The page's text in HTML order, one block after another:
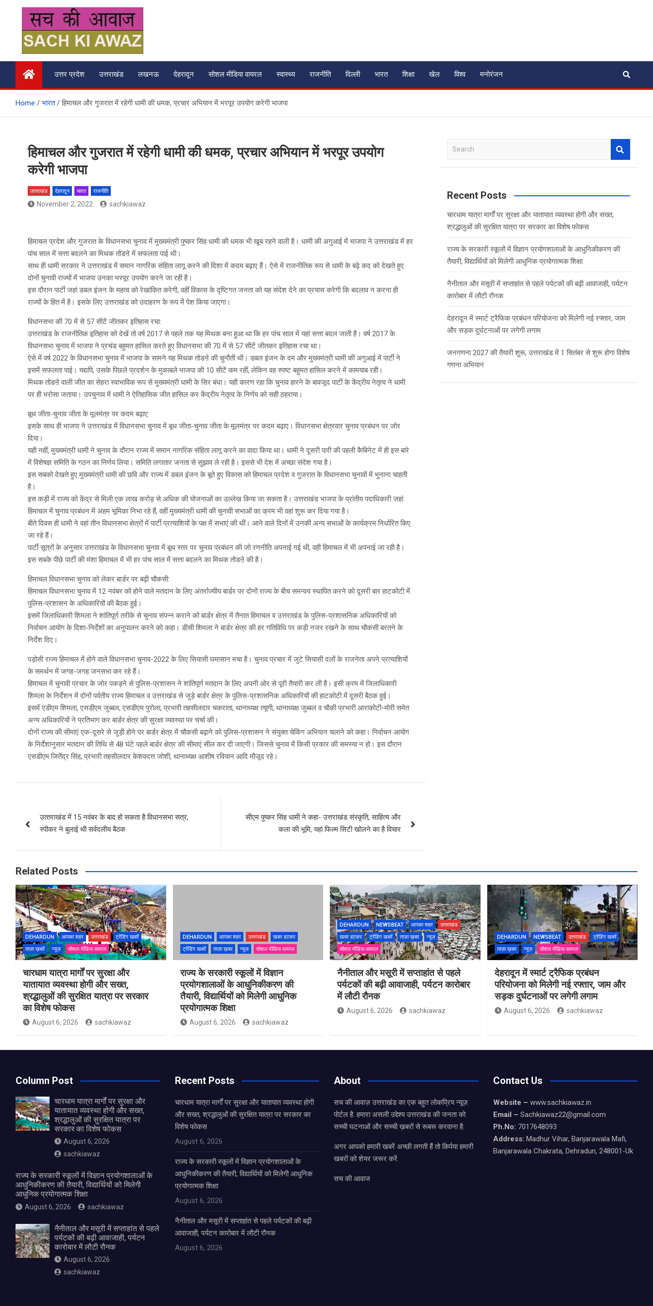
content
सच की आवाज
उत्तर प्रदेश उत्तराखंड लखनऊ देहरादून सोशल मीडिया वायरल स्वास्थ्य राजनीति दिल्ली भारत शिक्षा खेल विश्व मनोरंजन
Home भारत हिमाचल और गुजरात में रहेगी धामी की धमक, प्रचार अभियान में भरपूर उपयोग करेगी भाजपा
हिमाचल और गुजरात में रहेगी धामी की धमक, प्रचार अभियान में भरपूर उपयोग
करेगी भाजपा
उत्तराखंड देहरादून भारत राजनीति
November 2, 2022 sachkiawaz
हिमाचल प्रदेश और गुजरात के विधानसभा चुनाव में मुख्यमंत्री पुष्कर सिंह धामी की धमक भी खूब रहने वाली है। धामी की अगुआई में भाजपा ने उत्तराखंड में हर
पांच साल में सत्ता बदलने का मिथक तोडऩे में सफलता पाई थी।
साथ ही धामी सरकार ने उत्तराखंड में समान नागरिक संहिता लागू करने की दिशा में कदम बढ़ाए हैं। ऐसे में राजनीतिक रूप से धामी के बढ़े कद को देखते हुए
दोनों चुनावी राज्यों में भाजपा उनका भरपूर उपयोग करने जा रही है।
इस दौरान पार्टी जहां डबल इंजन के महत्व को रेखांकित करेगी, वहीं विकास के दृष्टिगत जनता को यह संदेश देने का प्रयास करेगी कि बदलाव न करना ही
राज्यों के हित में है। इसके लिए उत्तराखंड को उदाहरण के रूप में पेश किया जाएगा।
विधानसभा की 70 में से 57 सीटें जीतकर इतिहास रचा:
उत्तराखंड के राजनीतिक इतिहास को देखें तो वर्ष 2017 से पहले तक यह मिथक बना हुआ था कि हर पांच साल में यहां सत्ता बदल जाती है। वर्ष 2017 के
विधानसभा चुनाव में भाजपा ने प्रचंड बहुमत हासिल करते हुए विधानसभा की 70 में से 57 सीटें जीतकर इतिहास रचा था।
ऐसे में वर्ष 2022 के विधानसभा चुनाव में भाजपा के सामने यह मिथक तोडऩे की चुनौती थी। डबल इंजन के दम और मुख्यमंत्री धामी की अगुआई में पार्टी ने
इसमें सफलता पाई। यद्यपि, उसके पिछले प्रदर्शन के मुकाबले भाजपा की 10 सीटें कम रहीं, लेकिन वह स्पष्ट बहुमत हासिल करने में कामयाब रही।
मिथक तोडऩे वाली जीत का सेहरा स्वाभाविक रूप से मुख्यमंत्री धामी के सिर बंधा। यही कारण रहा कि चुनाव हारने के बावजूद पार्टी के केंद्रीय नेतृत्व ने धामी
पर ही भरोसा जताया। उपचुनाव में धामी ने ऐतिहासिक जीत हासिल कर केंद्रीय नेतृत्व के निर्णय को सही ठहराया।
बूथ जीता-चुनाव जीता के मूलमंत्र पर कदम बढ़ाए:
इसके साथ ही भाजपा ने उत्तराखंड में विधानसभा चुनाव में बूथ जीता-चुनाव जीता के मूलमंत्र पर कदम बढ़ाए। विधानसभा क्षेत्रवार चुनाव प्रबंधन पर जोर
दिया।
यही नहीं, मुख्यमंत्री धामी ने चुनाव के दौरान राज्य में समान नागरिक संहिता लागू करने का वादा किया था। धामी ने दूसरी पारी की पहली कैबिनेट में ही इस बारे
में विशेषज्ञ समिति के गठन का निर्णय लिया। समिति लगातार जनता से सुझाव ले रही है। इससे भी देश में अच्छा संदेश गया है।
इस सबको देखते हुए मुख्यमंत्री धामी की छवि और राज्य में डबल इंजन के बूते हुए विकास को हिमाचल प्रदेश व गुजरात के विधानसभा चुनावों में भुनाना चाहती
है।
इस कड़ी में राज्य को केंद्र से मिली एक लाख करोड़ से अधिक की योजनाओं का उल्लेख किया जा सकता है। उत्तराखंड भाजपा के प्रांतीय पदाधिकारी जहां
हिमाचल में चुनाव प्रबंधन में अहम भूमिका निभा रहे हैं, वहीं मुख्यमंत्री धामी की चुनावी सभाओं का क्रम भी वहां शुरू कर दिया गया है।
बीते दिवस ही धामी ने वहां तीन विधानसभा क्षेत्रों में पार्टी प्रत्याशियों के पक्ष में सभाएं की थीं। आने वाले दिनों में उनकी अन्य सभाओं के कार्यक्रम निर्धारित किए
जा रहे हैं।
पार्टी सूत्रों के अनुसार उत्तराखंड के विधानसभा चुनाव में बूथ स्तर पर चुनाव प्रबंधन की जो रणनीति अपनाई गई थी, वही हिमाचल में भी अपनाई जा रही है।
इस सबके पीछे पार्टी की मंशा हिमाचल में भी हर पांच साल में सत्ता बदलने का मिथक तोडऩे की है।
हिमाचल विधानसभा चुनाव को लेकर बार्डर पर बढ़ी चौकसी:
हिमाचल विधानसभा चुनाव में 12 नवंबर को होने वाले मतदान के लिए अंतर्राज्यीय बार्डर पर दोनों राज्य के बीच समन्वय स्थापित करने को दूसरी बार हाटकोटी में
पुलिस-प्रशासन के अधिकारियों की बैठक हुई।
इसमें जिलाधिकारी शिमला ने शांतिपूर्ण तरीके से चुनाव संपन्न कराने को बार्डर क्षेत्र में तैनात हिमाचल व उत्तराखंड के पुलिस-प्रशासनिक अधिकारियों को
निर्वाचन आयोग के दिशा-निर्देशों का अनुपालन करने को कहा। डीसी शिमला ने बार्डर क्षेत्र की हर गतिविधि पर कड़ी नजर रखने के साथ चौकसी बरतने के
निर्देश दिए।
पड़ोसी राज्य हिमाचल में होने वाले विधानसभा चुनाव-2022 के लिए सियासी घमासान मचा है। चुनाव प्रचार में जुटे सियासी दलों के राजनेता अपने प्रत्याशियों
के समर्थन में जगह-जगह जनसभा कर रहे हैं।
हिमाचल में चुनावी प्रचार के जोर पकड़ने से पुलिस-प्रशासन ने शांतिपूर्ण मतदान के लिए अपनी ओर से पूरी तैयारी कर ली है। इसी क्रम में जिलाधिकारी
शिमला के निर्देशन में दोनों पर्वतीय राज्य हिमाचल व उत्तराखंड से जुड़े बार्डर क्षेत्र के पुलिस-प्रशासनिक अधिकारियों की हाटकोटी में दूसरी बैठक हुई।
इसमें एडीएम शिमला, एसडीएम जुब्बल, एसडीएम पुरोला, प्रभारी तहसीलदार चकराता, थानाध्यक्ष त्यूणी, थानाध्यक्ष जुब्बल व चौकी प्रभारी आराकोटी-मोरी समेत
अन्य अधिकारियों ने प्रतिभाग कर बार्डर क्षेत्र की सुरक्षा व्यवस्था पर चर्चा की।
दोनों राज्य की सीमाएं एक-दूसरे से जुड़ी होने पर बार्डर क्षेत्र में चौकसी बढ़ाने को पुलिस-प्रशासन ने संयुक्त चेकिंग अभियान चलाने को कहा। निर्वाचन आयोग
के निर्देशानुसार मतदान की तिथि से 48 घंटे पहले बार्डर क्षेत्र की सीमाएं सील कर दी जाएगी। जिससे चुनाव में किसी प्रकार की समस्या न हो। इस दौरान
एसडीएम जितेंद्र सिंह, प्रभारी तहसीलदार केशवदत्त जोशी, थानाध्यक्ष आशीष रवियान आदि मौजूद रहे।
navigation
उत्‍तराखंड में 15 नवंबर के बाद हो सकता है विधानसभा सत्र,
स्‍पीकर ने बुलाई थी सर्वदलीय बैठक
सीएम पुष्‍कर सिंह धामी ने कहा- उत्तराखंड संस्कृति, साहित्य और
कला की भूमि, यहां फिल्म सिटी खोलने का है विचार
a
c
Recent Posts
चारधाम यात्रा मार्गों पर सुरक्षा और यातायात व्यवस्था होगी और सख्त,
श्रद्धालुओं की सुरक्षित यात्रा पर सरकार का विशेष फोकस
राज्य के सरकारी स्कूलों में विज्ञान प्रयोगशालाओं के आधुनिकीकरण की
तैयारी, विद्यार्थियों को मिलेगी आधुनिक प्रयोगात्मक शिक्षा
नैनीताल और मसूरी में सप्ताहांत से पहले पर्यटकों की बढ़ी आवाजाही, पर्यटन
कारोबार में लौटी रौनक
देहरादून में स्मार्ट ट्रैफिक प्रबंधन परियोजना को मिलेगी नई रफ्तार, जाम
और सड़क दुर्घटनाओं पर लगेगी लगाम
जनगणना 2027 की तैयारी शुरू, उत्तराखंड में 1 सितंबर से शुरू होगा विशेष
गणना अभियान
Related Posts
DEHARDUN आपका शहर उत्तराखंड
ट्रेंडिंग खबरें
ताज़ा ख़बरें
न्यूज़ सोशल मीडिया वायरल
चारधाम यात्रा मार्गों पर सुरक्षा और
यातायात व्यवस्था होगी और सख्त,
श्रद्धालुओं की सुरक्षित यात्रा पर सरकार
का विशेष फोकस
August 6, 2026 sachkiawaz
DEHARDUN आपका शहर उत्तराखंड
खबर हटकर
ट्रेंडिंग खबरें
ताज़ा ख़बर न्यूज़ सोशल मीडिया वायरल
राज्य के सरकारी स्कूलों में विज्ञान
प्रयोगशालाओं के आधुनिकीकरण की
तैयारी, विद्यार्थियों को मिलेगी आधुनिक
प्रयोगात्मक शिक्षा
August 6, 2026 sachkiawaz
DEHARDUN NEWSBEAT आपका शहर
उत्तराखंड
खबर हटकर
ट्रेंडिंग खबरें ताज़ा ख़बर
न्यूज़
सोशल मीडिया वायरल
नैनीताल और मसूरी में सप्ताहांत से पहले
पर्यटकों की बढ़ी आवाजाही, पर्यटन कारोबार
में लौटी रौनक
August 6, 2026 sachkiawaz
DEHARDUN NEWSBEAT उत्तराखंड
ट्रेंडिंग खबरें
ताज़ा ख़बर
न्यूज़ सोशल मीडिया वायरल
देहरादून में स्मार्ट ट्रैफिक प्रबंधन
परियोजना को मिलेगी नई रफ्तार, जाम और
सड़क दुर्घटनाओं पर लगेगी लगाम
August 6, 2026 sachkiawaz
Column Post
चारधाम यात्रा मार्गों पर सुरक्षा और
यातायात व्यवस्था होगी और सख्त,
श्रद्धालुओं की सुरक्षित यात्रा पर
सरकार का विशेष फोकस
August 6, 2026
sachkiawaz
राज्य के सरकारी स्कूलों में विज्ञान प्रयोगशालाओं के
आधुनिकीकरण की तैयारी, विद्यार्थियों को मिलेगी
आधुनिक प्रयोगात्मक शिक्षा
August 6, 2026 sachkiawaz
नैनीताल और मसूरी में सप्ताहांत से पहले
पर्यटकों की बढ़ी आवाजाही, पर्यटन
कारोबार में लौटी रौनक
August 6, 2026
sachkiawaz
Recent Posts
चारधाम यात्रा मार्गों पर सुरक्षा और यातायात व्यवस्था होगी
और सख्त, श्रद्धालुओं की सुरक्षित यात्रा पर सरकार का
विशेष फोकस
August 6, 2026
राज्य के सरकारी स्कूलों में विज्ञान प्रयोगशालाओं के
आधुनिकीकरण की तैयारी, विद्यार्थियों को मिलेगी आधुनिक
प्रयोगात्मक शिक्षा
August 6, 2026
नैनीताल और मसूरी में सप्ताहांत से पहले पर्यटकों की बढ़ी
आवाजाही, पर्यटन कारोबार में लौटी रौनक
August 6, 2026
About
सच की आवाज़ उत्तराखंड का एक बहुत लोकप्रिय न्यूज़
पोर्टल है. हमारा असली उद्देश्य उत्तराखंड की जनता को
सच्ची घटनाओं और सच्ची ख़बरों से रूबरू करवाना है.
अगर आपको हमारी खबरें अच्छी लगती हैं तो किर्पया हमारी
खबरों को शेयर जरूर करें.
सच की आवाज
Contact Us
Website – www.sachkiawaz.in
Email – Sachkiawaz22@gmail.com
Ph.No: 7017648093
Address: Madhur Vihar, Banjarawala Mafi,
Banjarawala Chakrata, Dehradun, 248001-Uk